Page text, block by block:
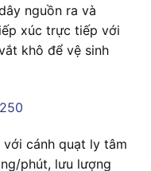
nguồn ra và
xúc trực tiếp với
khô để vệ sinh
với cánh quạt ly tâm
phút, lưu lượng